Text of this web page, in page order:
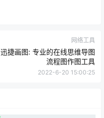
网络工具
迅捷画图: 专业的在线思维导图
流程图作图工具
2022-6-20 15:00:25